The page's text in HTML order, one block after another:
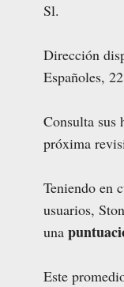
Sl.
Dirección
Españoles,
Consulta sus
próxima
Teniendo en
usuarios,
una
Este